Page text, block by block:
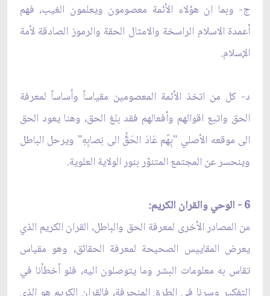
ج- وبما ان هؤلاء الأئمة معصومون ويعلمون الغيب، فهم
أعمدة الاسلام الراسخة والامثال الحقة والرموز الصادقة لأمة
الإسلام.
د- كل من اتخذ الأئمة المعصومين مقياساً وأساساً لمعرفة
الحق واتبع اقوالهم وأفعالهم فقد بلغ الحق، وهنا يعود الحق
الى موقعه الأصلي "بِهًم عَادَ الحَقّ‏ُ الى نِصابِهِ" ويرحل الباطل
وينحسر عن المجتمع المتنوّر بنور الولاية العلوية.
6 - الوحي والقران الكريم:
من المصادر الأخرى لمعرفة الحق والباطل، القران الكريم الذي
يعرض المقاييس الصحيحة لمعرفة الحقائق، وهو مقياس
تقاس به معلومات البشر وما يتوصلون اليه، فلو أخطأنا في